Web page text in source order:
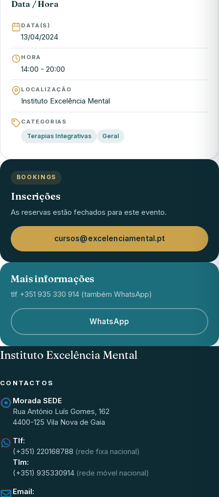
Data / Hora
DATA(S)
13/04/2024
HORA
14:00 - 20:00
LOCALIZAÇÃO
Instituto Excelência Mental
CATEGORIAS
Terapias Integrativas Geral
BOOKINGS
Inscrições
As reservas estão fechados para este evento.
cursos@excelenciamental.pt
Mais informações
tlf +351 935 330 914 (também WhatsApp)
WhatsApp
Instituto Excelência Mental
CONTACTOS
Morada SEDE
Rua António Luís Gomes, 162
4400-125 Vila Nova de Gaia
Tlf:
(+351) 220168788 (rede fixa nacional)
Tlm:
(+351) 935330914 (rede móvel nacional)
Email: